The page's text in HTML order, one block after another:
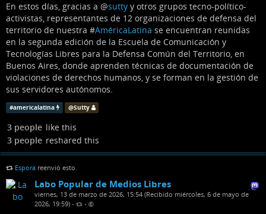
En estos días, gracias a @sutty y otros grupos tecno-político-
activistas, representantes de 12 organizaciones de defensa del
territorio de nuestra #AméricaLatina se encuentran reunidas
en la segunda edición de la Escuela de Comunicación y
Tecnologías Libres para la Defensa Común del Territorio, en
Buenos Aires, donde aprenden técnicas de documentación de
violaciones de derechos humanos, y se forman en la gestión de
sus servidores autónomos.
#americalatina @Sutty
3 people like this
3 people reshared this
Espora reenvió esto.
Labo Popular de Medios Libres
viernes, 13 de marzo de 2026, 15:54 (Recibido miércoles, 6 de mayo de
2026, 19:59) • •